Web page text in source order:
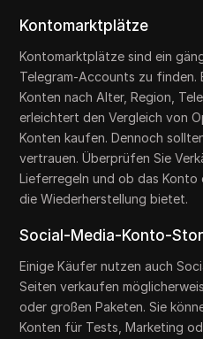
Kontomarktplätze
Kontomarktplätze sind ein
Telegram-Accounts zu finden.
Konten nach Alter, Region,
erleichtert den Vergleich von
Konten kaufen. Dennoch
vertrauen. Überprüfen Sie
Lieferregeln und ob das
die Wiederherstellung bietet.
Social-Media-Konto-
Einige Käufer nutzen auch
Seiten verkaufen
oder großen Paketen. Sie
Konten für Tests, Marketing